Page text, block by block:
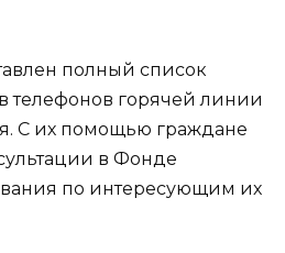
полный список
телефонов горячей линии
С их помощью граждане
в Фонде
по интересующим их